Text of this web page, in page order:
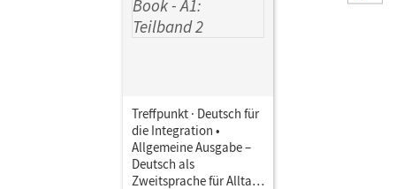
Treffpunkt · Deutsch für
die Integration •
Allgemeine Ausgabe –
Deutsch als
Zweitsprache für Alltag